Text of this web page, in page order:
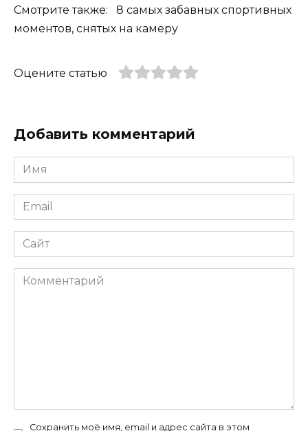
Смотрите также: 8 самых забавных спортивных
моментов, снятых на камеру
Оцените статью
Добавить комментарий
Имя
*
Email
*
Сайт
Комментарий
Сохранить моё имя, email и адрес сайта в этом